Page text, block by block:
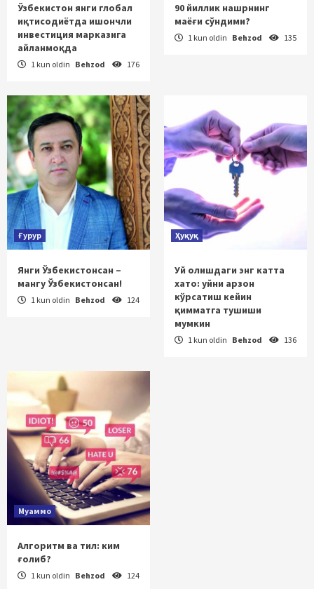
Ўзбекистон янги глобал
иқтисодиётда ишончли
инвестиция марказига
айланмоқда
1 kun oldin Behzod 176
90 йиллик нашрнинг
маёғи сўндими?
1 kun oldin Behzod 135
Ғурур
Янги Ўзбекистонсан –
мангу Ўзбекистонсан!
1 kun oldin Behzod 124
Ҳуқуқ
Уй олишдаги энг катта
хато: уйни арзон
кўрсатиш кейин
қимматга тушиши
мумкин
1 kun oldin Behzod 136
Муаммо
Алгоритм ва тил: ким
ғолиб?
1 kun oldin Behzod 124